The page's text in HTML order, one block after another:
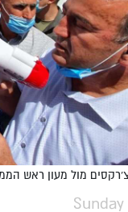
מול מעון ראש
Sunday